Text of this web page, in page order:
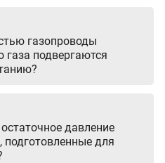
газопроводы
газа подвергаются
давление
для